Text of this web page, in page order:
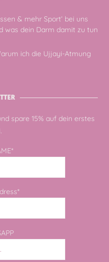
& mehr Sport‘ bei uns
was dein Darm damit zu tun
ich die Ujjayi-Atmung
spare 15% auf dein erstes